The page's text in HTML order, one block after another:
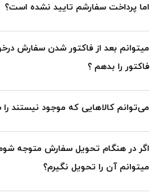
اما پرداخت سفارشم تایید نشده است؟
میتوانم بعد از فاکتور شدن سفارش
فاکتور را بدهم ؟
می‌‏توانم کالاهایی که موجود نیستند
اگر در هنگام تحویل سفارش متوجه
میتوانم آن را تحویل نگیرم؟